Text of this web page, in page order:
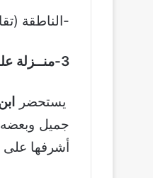
-الناطقة
3-منــزلة علم النفــــس:
يستحضر
جميل
أشرفها على